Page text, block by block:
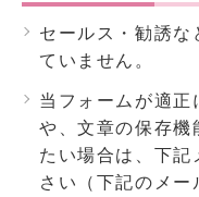
セールス・勧誘な
ていません。
当フォームが適正
や、文章の保存機
たい場合は、下記
さい（下記のメー